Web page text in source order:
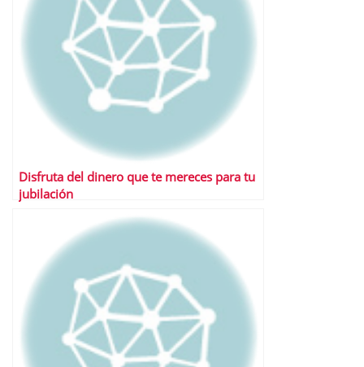
Disfruta del dinero que te mereces para tu
jubilación